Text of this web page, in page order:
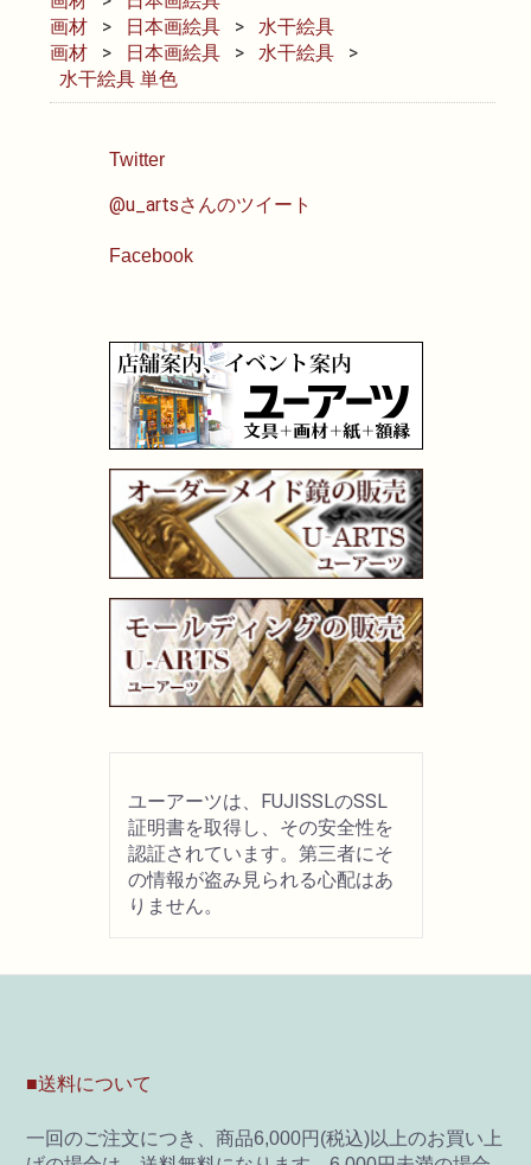
Twitter
@u_artsさんのツイート
Facebook
ユーアーツは、FUJISSLのSSL
証明書を取得し、その安全性を
認証されています。第三者にそ
の情報が盗み見られる心配はあ
りません。
画材
日本画絵具
水干絵具
画材
日本画絵具
水干絵具
水干絵具 単色
■送料について
一回のご注文につき、商品6,000円(税込)以上のお買い上
コミック画材
水彩色鉛筆
ペン・マーカー
インク
鉛筆・木炭
紙・スケッチブック
筆
画材用具
キャンバス・パネル
その他文具